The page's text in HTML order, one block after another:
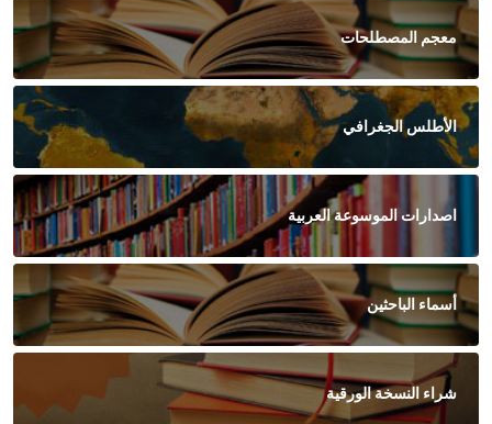
معجم المصطلحات
الأطلس الجغرافي
اصدارات الموسوعة العربية
أسماء الباحثين
شراء النسخة الورقية